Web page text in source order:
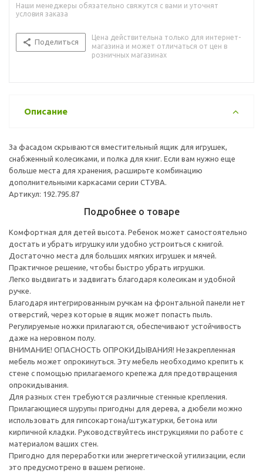
Наши менеджеры обязательно свяжутся с вами и уточнят
условия заказа
Поделиться
Цена действительна только для интернет-
магазина и может отличаться от цен в
розничных магазинах
Описание
За фасадом скрываются вместительный ящик для игрушек,
снабженный колесиками, и полка для книг. Если вам нужно еще
больше места для хранения, расширьте комбинацию
дополнительными каркасами серии СТУВА.
Артикул: 192.795.87
Подробнее о товаре
Комфортная для детей высота. Ребенок может самостоятельно
достать и убрать игрушку или удобно устроиться с книгой.
Достаточно места для больших мягких игрушек и мячей.
Практичное решение, чтобы быстро убрать игрушки.
Легко выдвигать и задвигать благодаря колесикам и удобной
ручке.
Благодаря интегрированным ручкам на фронтальной панели нет
отверстий, через которые в ящик может попасть пыль.
Регулируемые ножки прилагаются, обеспечивают устойчивость
даже на неровном полу.
ВНИМАНИЕ! ОПАСНОСТЬ ОПРОКИДЫВАНИЯ! Незакрепленная
мебель может опрокинуться. Эту мебель необходимо крепить к
стене с помощью прилагаемого крепежа для предотвращения
опрокидывания.
Для разных стен требуются различные стенные крепления.
Прилагающиеся шурупы пригодны для дерева, а дюбели можно
использовать для гипсокартона/штукатурки, бетона или
кирпичной кладки. Руководствуйтесь инструкциями по работе с
материалом ваших стен.
Пригодно для переработки или энергетической утилизации, если
это предусмотрено в вашем регионе.